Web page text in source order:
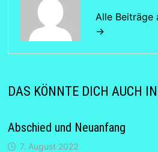
Alle Beiträge
→
DAS KÖNNTE DICH AUCH
Abschied und Neuanfang
7. August 2022